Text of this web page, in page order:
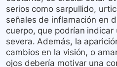
serios como sarpullido,
señales de inflamación en
cuerpo, que podrían indicar
severa. Además, la
cambios en la visión, o
ojos debería motivar una